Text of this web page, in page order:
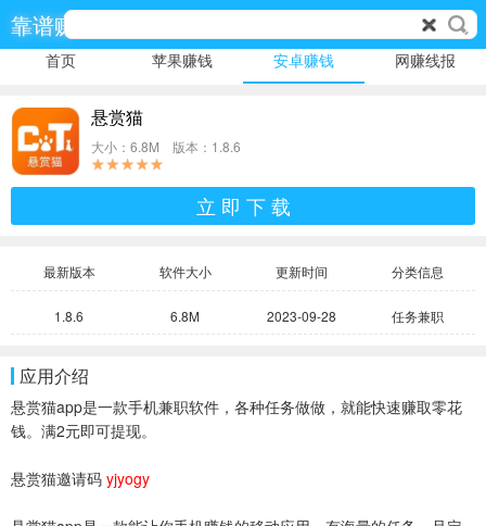
靠谱赚
首页 苹果赚钱 安卓赚钱 网赚线报
悬赏猫
大小：6.8M 版本：1.8.6
立 即 下 载
最新版本 软件大小 更新时间 分类信息
1.8.6 6.8M 2023-09-28 任务兼职
应用介绍
悬赏猫app是一款手机兼职软件，各种任务做做，就能快速赚取零花
钱。满2元即可提现。
悬赏猫邀请码 yjyogy